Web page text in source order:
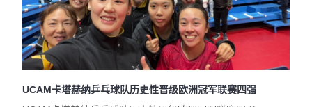
UCAM卡塔赫纳乒乓球队历史性晋级欧洲冠军联赛四强